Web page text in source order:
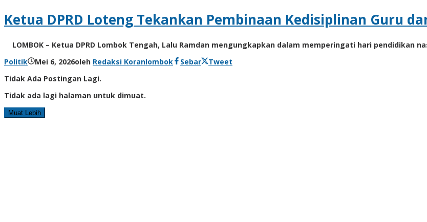
Ketua DPRD Loteng Tekankan Pembinaan Kedisiplinan Guru
LOMBOK – Ketua DPRD Lombok Tengah, Lalu Ramdan mengungkapkan dalam memperingati hari pendidikan
Politik
Mei 6, 2026oleh Redaksi Koranlombok Sebar
Tweet
Tidak Ada Postingan Lagi.
Tidak ada lagi halaman untuk dimuat.
Muat Lebih